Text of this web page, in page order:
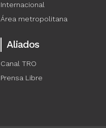
Internacional
Área metropolitana
Aliados
Canal TRO
Prensa Libre